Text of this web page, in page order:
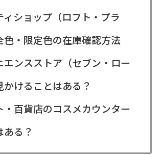
ィショップ（ロフト・プラ
色・限定色の在庫確認方法
エンスストア（セブン・ロー
かけることはある？
・百貨店のコスメカウンター
る？